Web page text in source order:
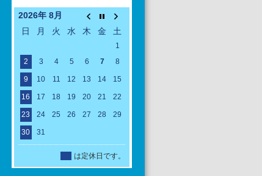
2026年 8月
日
月 火 水 木 金 土
1
2
3 4 5 6 7 8
9 10 11 12 13 14 15
16 17 18 19 20 21 22
23 24 25 26 27 28 29
30 31
定休日